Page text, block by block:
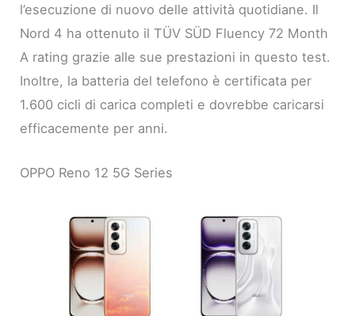
l’esecuzione di nuovo delle attività quotidiane. Il
Nord 4 ha ottenuto il TÜV SÜD Fluency 72 Month
A rating grazie alle sue prestazioni in questo test.
Inoltre, la batteria del telefono è certificata per
1.600 cicli di carica completi e dovrebbe caricarsi
efficacemente per anni.
OPPO Reno 12 5G Series